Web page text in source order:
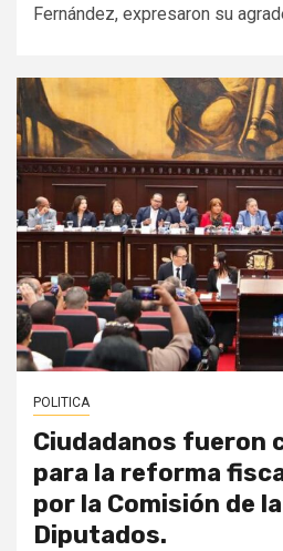
Fernández, expresaron su
POLITICA
Ciudadanos fueron
para la reforma
por la Comisión de
Diputados.